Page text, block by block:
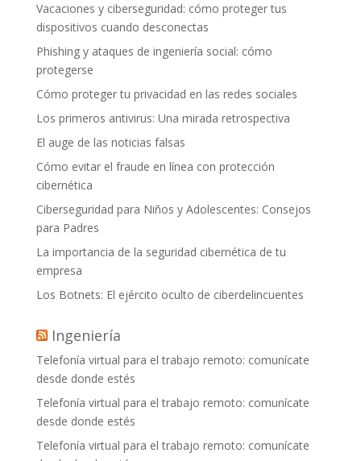
Vacaciones y ciberseguridad: cómo proteger tus
dispositivos cuando desconectas
Phishing y ataques de ingeniería social: cómo
protegerse
Cómo proteger tu privacidad en las redes sociales
Los primeros antivirus: Una mirada retrospectiva
El auge de las noticias falsas
Cómo evitar el fraude en línea con protección
cibernética
Ciberseguridad para Niños y Adolescentes: Consejos
para Padres
La importancia de la seguridad cibernética de tu
empresa
Los Botnets: El ejército oculto de ciberdelincuentes
Ingeniería
Telefonía virtual para el trabajo remoto: comunícate
desde donde estés
Telefonía virtual para el trabajo remoto: comunícate
desde donde estés
Telefonía virtual para el trabajo remoto: comunícate